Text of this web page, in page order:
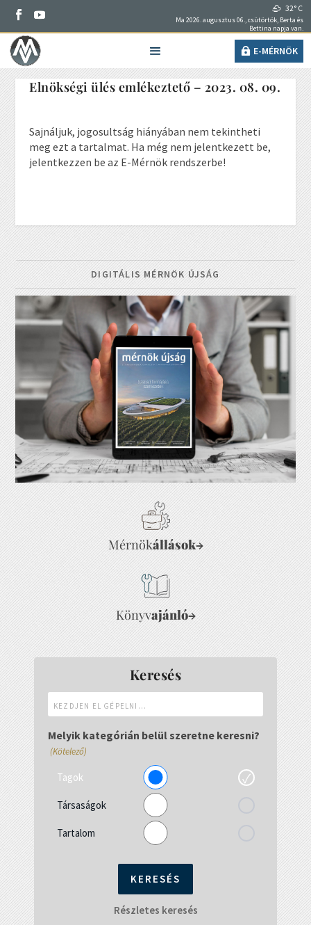
32° C
Ma 2026. augusztus 06., csütörtök, Berta és
Bettina napja van.
E-MÉRNÖK
Elnökségi ülés emlékeztető – 2023. 08. 09.
Sajnáljuk, jogosultság hiányában nem tekintheti
meg ezt a tartalmat. Ha még nem jelentkezett be,
jelentkezzen be az E-Mérnök rendszerbe!
DIGITÁLIS MÉRNÖK ÚJSÁG
Mérnökállások→
Könyvajánló→
Keresés
el
gépelni...
Melyik kategórián belül szeretne keresni?
(Kötelező)
Tagok
Társaságok
Tartalom
Részletes keresés